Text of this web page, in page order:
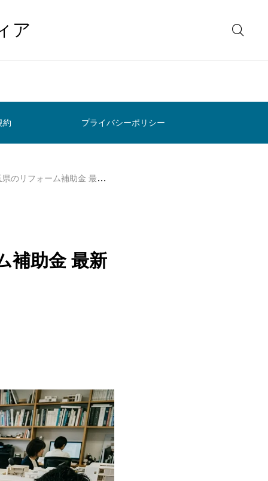
ア
約 プライバシーポリシー
ム補助金 最新一覧と申請のコツ
補助金 最新